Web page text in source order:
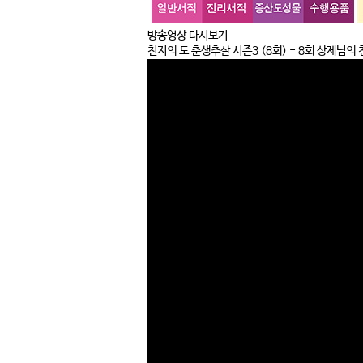
방송영상 다시보기
천지의 도 춘생추살 시즌3 (8회) - 8회 상제님의